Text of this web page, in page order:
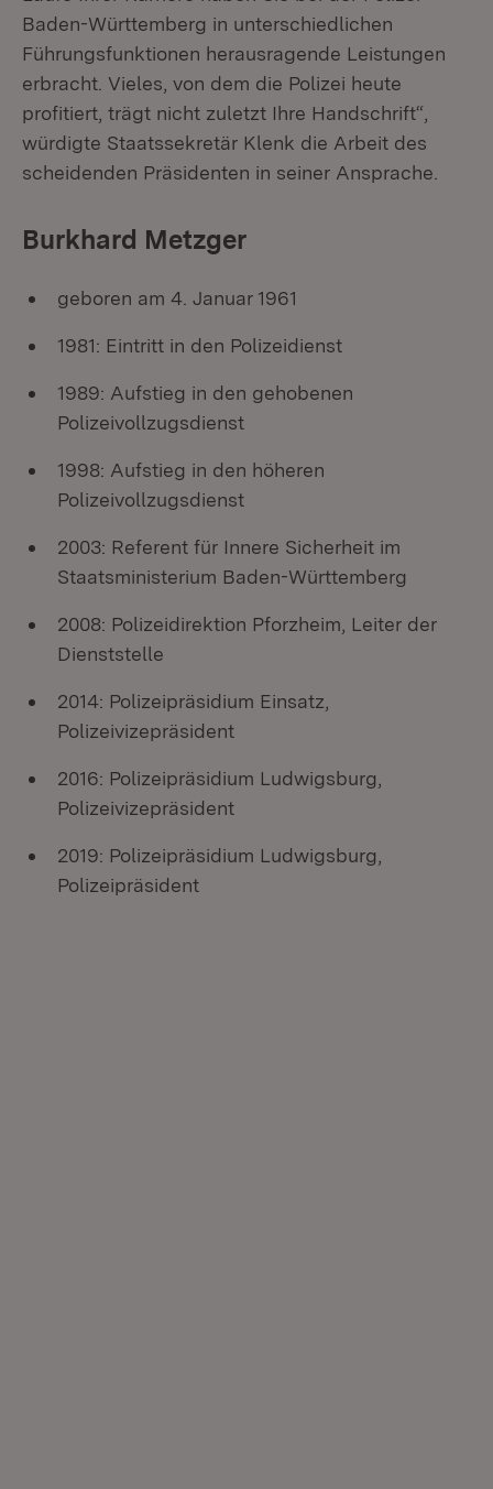
Baden-Württemberg in unterschiedlichen
Führungsfunktionen herausragende Leistungen
erbracht. Vieles, von dem die Polizei heute
profitiert, trägt nicht zuletzt Ihre Handschrift“,
würdigte Staatssekretär Klenk die Arbeit des
scheidenden Präsidenten in seiner Ansprache.
Burkhard Metzger
geboren am 4. Januar 1961
1981: Eintritt in den Polizeidienst
1989: Aufstieg in den gehobenen
Polizeivollzugsdienst
1998: Aufstieg in den höheren
Polizeivollzugsdienst
2003: Referent für Innere Sicherheit im
Staatsministerium Baden-Württemberg
2008: Polizeidirektion Pforzheim, Leiter der
Dienststelle
2014: Polizeipräsidium Einsatz,
Polizeivizepräsident
2016: Polizeipräsidium Ludwigsburg,
Polizeivizepräsident
2019: Polizeipräsidium Ludwigsburg,
Polizeipräsident